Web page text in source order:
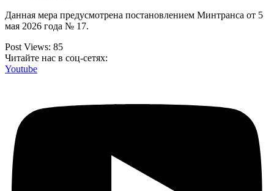
Данная мера предусмотрена постановлением Минтранса от 5
мая 2026 года № 17.
Post Views: 85
Читайте нас в соц-сетях:
Youtube